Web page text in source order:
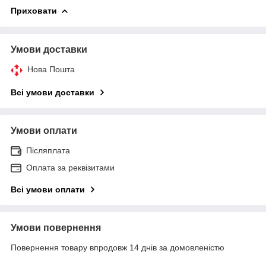
Приховати
Умови доставки
Нова Пошта
Всі умови доставки
Умови оплати
Післяплата
Оплата за реквізитами
Всі умови оплати
Умови повернення
Повернення товару впродовж 14 днів за домовленістю